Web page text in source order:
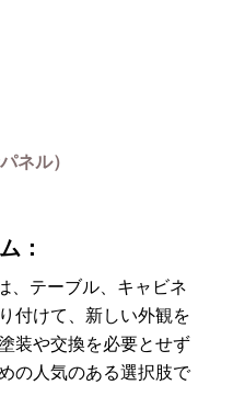
ネル）
：
、テーブル、キャビネ
付けて、新しい外観を
装や交換を必要とせず
の人気のある選択肢で